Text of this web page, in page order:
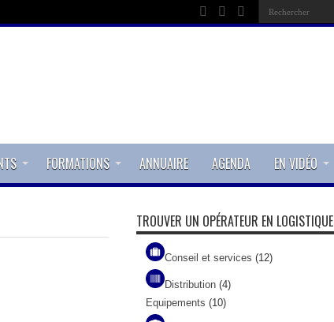
FORMATIONS ANNUAIRE AGENDA EN VIDÉO
TROUVER UN OPÉRATEUR EN LOGISTIQUE
Conseil et services (12)
Distribution(4)
Equipements (10)